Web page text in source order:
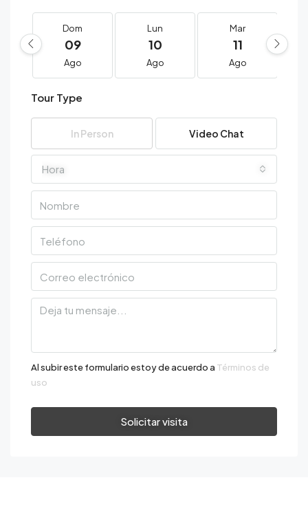
Dom
09
Ago
Lun
10
Ago
Mar
11
Ago
Tour Type
In Person Video Chat
Hora
Al subir este formulario estoy de acuerdo a Términos de
uso
Solicitar visita